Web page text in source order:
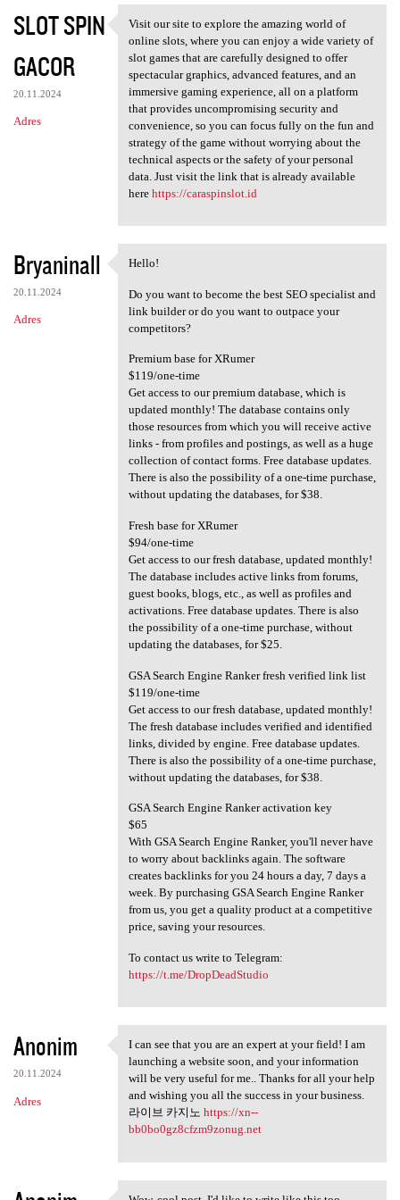
SLOT SPIN
GACOR
20.11.2024
Adres
Visit our site to explore the
Visit our site to explore the amazing world of
online slots, where you can enjoy a wide variety of
slot games that are carefully designed to offer
spectacular graphics, advanced features, and an
immersive gaming experience, all on a platform
that provides uncompromising security and
convenience, so you can focus fully on the fun and
strategy of the game without worrying about the
technical aspects or the safety of your personal
data. Just visit the link that is already available
here https://caraspinslot.id
Bryaninall
20.11.2024
Adres
Hello!
Hello!
Do you want to become the best SEO specialist and
link builder or do you want to outpace your
competitors?
Premium base for XRumer
$119/one-time
Get access to our premium database, which is
updated monthly! The database contains only
those resources from which you will receive active
links - from profiles and postings, as well as a huge
collection of contact forms. Free database updates.
There is also the possibility of a one-time purchase,
without updating the databases, for $38.
Fresh base for XRumer
$94/one-time
Get access to our fresh database, updated monthly!
The database includes active links from forums,
guest books, blogs, etc., as well as profiles and
activations. Free database updates. There is also
the possibility of a one-time purchase, without
updating the databases, for $25.
GSA Search Engine Ranker fresh verified link list
$119/one-time
Get access to our fresh database, updated monthly!
The fresh database includes verified and identified
links, divided by engine. Free database updates.
There is also the possibility of a one-time purchase,
without updating the databases, for $38.
GSA Search Engine Ranker activation key
$65
With GSA Search Engine Ranker, you'll never have
to worry about backlinks again. The software
creates backlinks for you 24 hours a day, 7 days a
week. By purchasing GSA Search Engine Ranker
from us, you get a quality product at a competitive
price, saving your resources.
To contact us write to Telegram:
https://t.me/DropDeadStudio
Anonim
20.11.2024
Adres
I can see that you are an
I can see that you are an expert at your field! I am
launching a website soon, and your information
will be very useful for me.. Thanks for all your help
and wishing you all the success in your business.
라이브 카지노 https://xn--
bb0bo0gz8cfzm9zonug.net